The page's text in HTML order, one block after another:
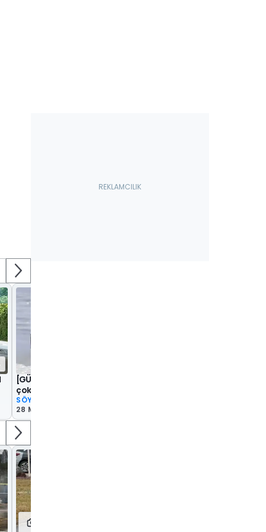
[GÜNCEL] Ford, sözünü verdiği pek
çok modeli 2 Nisan'da tanıtabilir
SÖYLENTİLER
28 Mar 2019